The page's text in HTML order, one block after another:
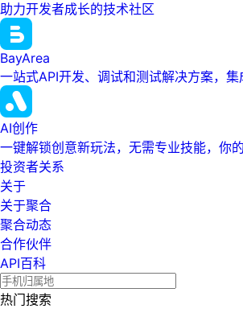
助力开发者成长的技术社区
BayArea
一站式API开发、调试和测试解决方案，
AI创作
一键解锁创意新玩法，无需专业技能，你
投资者关系
关于
关于聚合
聚合动态
合作伙伴
API百科
热门搜索